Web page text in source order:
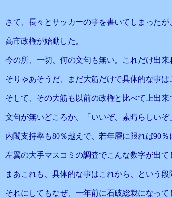
さて、長々とサッカーの事を書いてしまったが
高市政権が始動した。
今の所、一切、何の文句も無い。これだけ出来
そりゃあそうだ、まだ大筋だけで具体的な事は
そして、その大筋も以前の政権と比べて上出来
文句が無いどころか、「いいぞ、素晴らしいぞ
内閣支持率も80％越えで、若年層に限れば90％
左翼の大手マスコミの調査でこんな数字が出て
まあこれも、具体的な事はこれから、という段
それにしてもなぜ、一年前に石破総裁になって